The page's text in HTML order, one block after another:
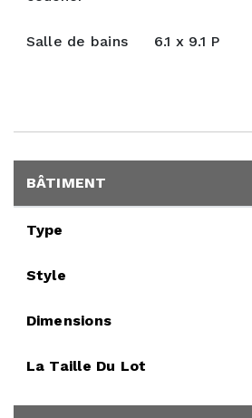
Salle de bains 6.1 x 9.1 P
BÂTIMENT
Type
Style
Dimensions
La Taille Du Lot